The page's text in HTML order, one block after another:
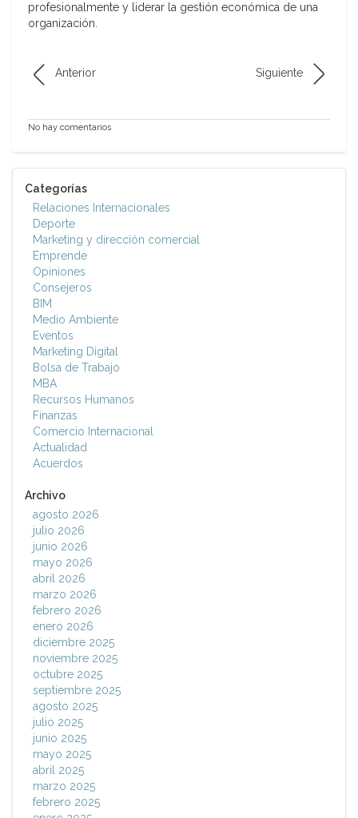
profesionalmente y liderar la gestión económica de una
organización.
Anterior Siguiente
No hay comentarios
Categorías
Relaciones Internacionales
Deporte
Marketing y dirección comercial
Emprende
Opiniones
Consejeros
BIM
Medio Ambiente
Eventos
Marketing Digital
Bolsa de Trabajo
MBA
Recursos Humanos
Finanzas
Comercio Internacional
Actualidad
Acuerdos
Archivo
agosto 2026
julio 2026
junio 2026
mayo 2026
abril 2026
marzo 2026
febrero 2026
enero 2026
diciembre 2025
noviembre 2025
octubre 2025
septiembre 2025
agosto 2025
julio 2025
junio 2025
mayo 2025
abril 2025
marzo 2025
febrero 2025